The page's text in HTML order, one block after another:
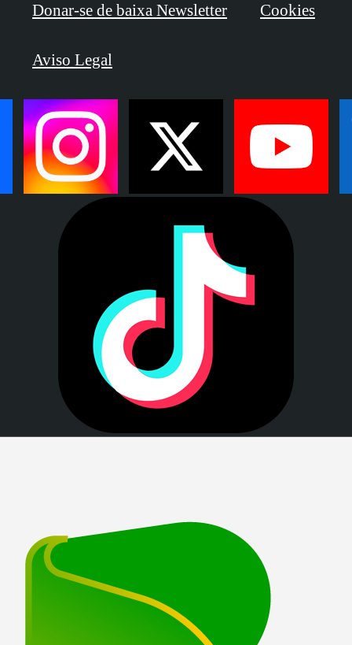
Donar-se de baixa Newsletter Cookies
Aviso Legal